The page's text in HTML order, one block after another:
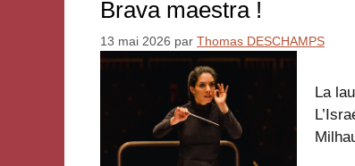
Brava maestra !
13 mai 2026 par Thomas DESCHAMPS
La